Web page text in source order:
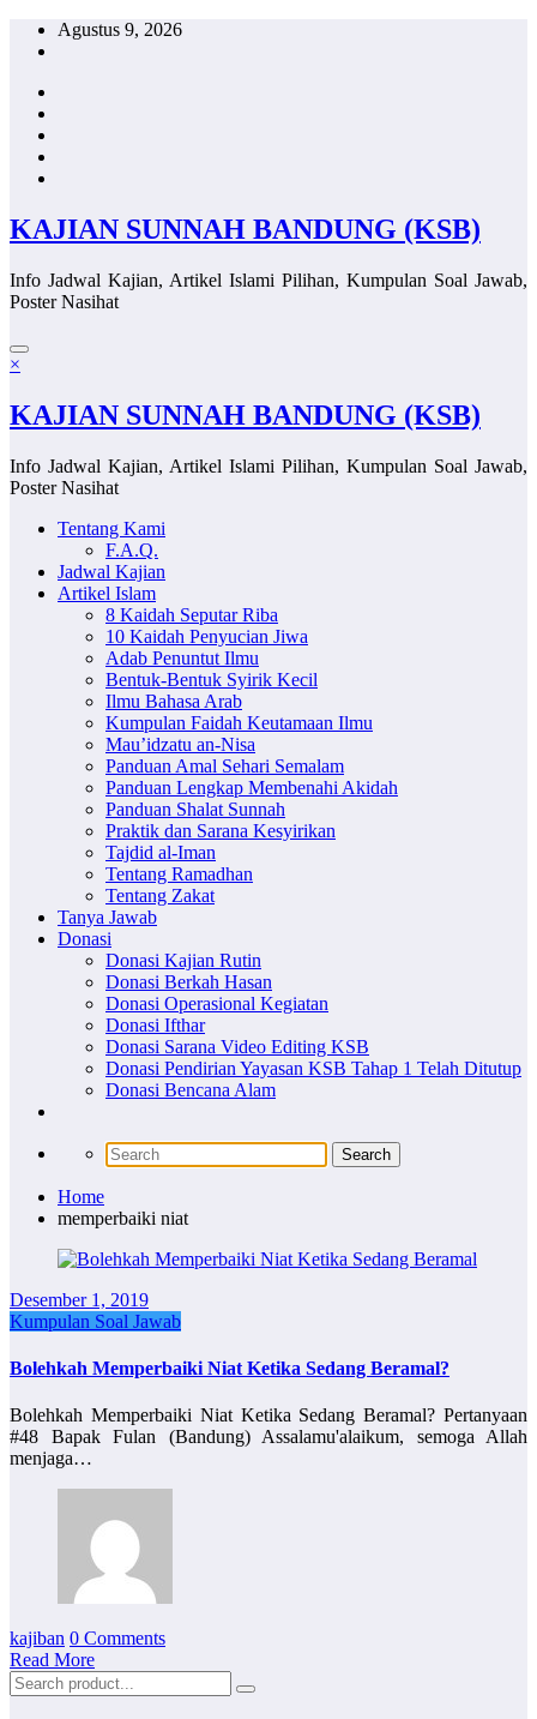
Skip
Agustus 9, 2026
KAJIAN SUNNAH BANDUNG (KSB)
Info Jadwal Kajian, Artikel Islami Pilihan, Kumpulan Soal Jawab,
Poster Nasihat
×
KAJIAN SUNNAH BANDUNG (KSB)
Info Jadwal Kajian, Artikel Islami Pilihan, Kumpulan Soal Jawab,
Poster Nasihat
Tentang Kami
F.A.Q.
Jadwal Kajian
Artikel Islam
8 Kaidah Seputar Riba
10 Kaidah Penyucian Jiwa
Adab Penuntut Ilmu
Bentuk-Bentuk Syirik Kecil
Ilmu Bahasa Arab
Kumpulan Faidah Keutamaan Ilmu
Mau’idzatu an-Nisa
Panduan Amal Sehari Semalam
Panduan Lengkap Membenahi Akidah
Panduan Shalat Sunnah
Praktik dan Sarana Kesyirikan
Tajdid al-Iman
Tentang Ramadhan
Tentang Zakat
Tanya Jawab
Donasi
Donasi Kajian Rutin
Donasi Berkah Hasan
Donasi Operasional Kegiatan
Donasi Ifthar
Donasi Sarana Video Editing KSB
Donasi Pendirian Yayasan KSB Tahap 1 Telah Ditutup
Donasi Bencana Alam
Home
memperbaiki niat
Desember 1, 2019
Kumpulan Soal Jawab
Bolehkah Memperbaiki Niat Ketika Sedang Beramal?
Bolehkah Memperbaiki Niat Ketika Sedang Beramal? Pertanyaan
#48 Bapak Fulan (Bandung) Assalamu'alaikum, semoga Allah
menjaga…
kajiban 0 Comments
Read More